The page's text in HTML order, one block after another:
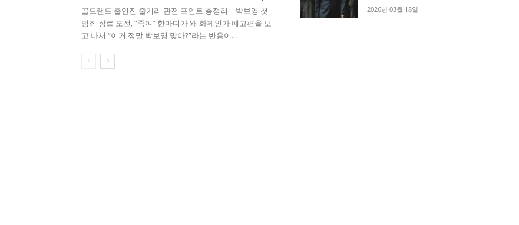
골드랜드 출연진 줄거리 관전 포인트 총정리 | 박보영 첫
범죄 장르 도전, “죽여” 한마디가 왜 화제인가 예고편을 보
고 나서 “이거 정말 박보영 맞아?”라는 반응이...
2026년 03월 18일